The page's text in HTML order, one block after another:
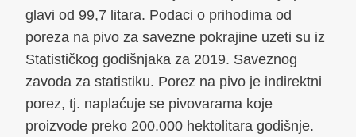
glavi od 99,7 litara. Podaci o prihodima od
poreza na pivo za savezne pokrajine uzeti su iz
Statističkog godišnjaka za 2019. Saveznog
zavoda za statistiku. Porez na pivo je indirektni
porez, tj. naplaćuje se pivovarama koje
proizvode preko 200.000 hektolitara godišnje.